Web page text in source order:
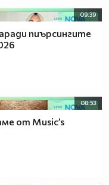
09:39
пиърсингите
08:53
от Music’s